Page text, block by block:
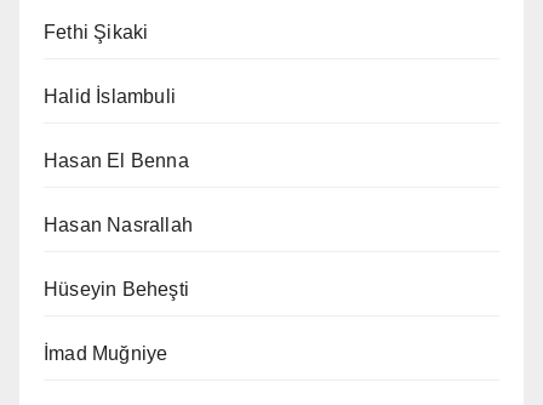
Fethi Şikaki
Halid İslambuli
Hasan El Benna
Hasan Nasrallah
Hüseyin Beheşti
İmad Muğniye